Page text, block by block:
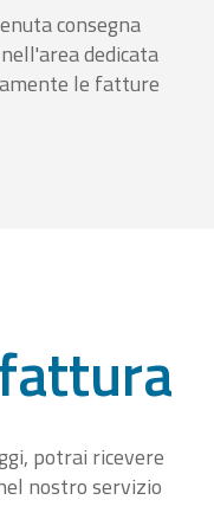
consegna
dedicata
le fatture
potrai ricevere
nostro servizio